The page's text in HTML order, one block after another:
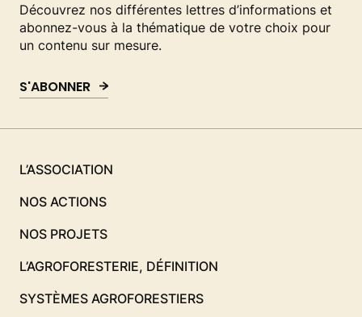
Découvrez nos différentes lettres d’informations et
abonnez-vous à la thématique de votre choix pour
un contenu sur mesure.
S'ABONNER
L’ASSOCIATION
NOS ACTIONS
NOS PROJETS
L’AGROFORESTERIE, DÉFINITION
SYSTÈMES AGROFORESTIERS